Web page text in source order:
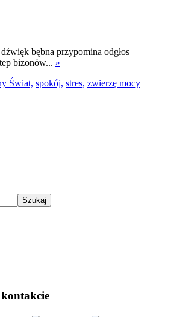
bębna przypomina odgłos
bizonów... »
Świat, spokój, stres, zwierzę mocy